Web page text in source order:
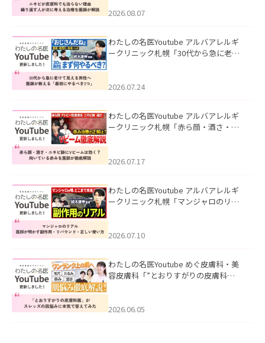
ました。
2026.08.07
わたしの名医Youtube アルバアレルギ
ークリニック札幌「30代から急に老け
た。
2026.07.24
わたしの名医Youtube アルバアレルギ
ークリニック札幌「赤ら顔・酒さ・ニ
した。
2026.07.17
わたしの名医Youtube アルバアレルギ
ークリニック札幌「マンジャロのリア
た。
2026.07.10
わたしの名医Youtube めぐ皮膚科・美
容皮膚科「”とおりすがりの皮膚科
2026.06.05